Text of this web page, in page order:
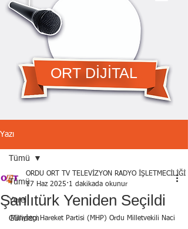
ORT DİJİTAL
Yazı
Tümü
Yerel
Gündem
Tümü
Şanlıtürk Yeniden Seçildi
ORDU ORT TV TELEVİZYON RADYO İŞLETMECİLİĞİ
17 Haz 2025 1 dakikada okunur
Milliyetçi Hareket Partisi (MHP) Ordu Milletvekili Naci